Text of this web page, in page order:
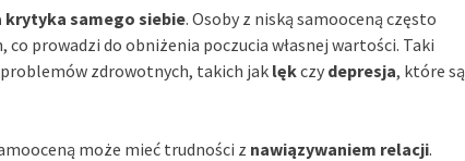
krytyka samego siebie. Osoby z niską samooceną często
co prowadzi do obniżenia poczucia własnej wartości. Taki
zdrowotnych, takich jak lękczy depresja, które są
może mieć trudności z nawiązywaniem relacji.